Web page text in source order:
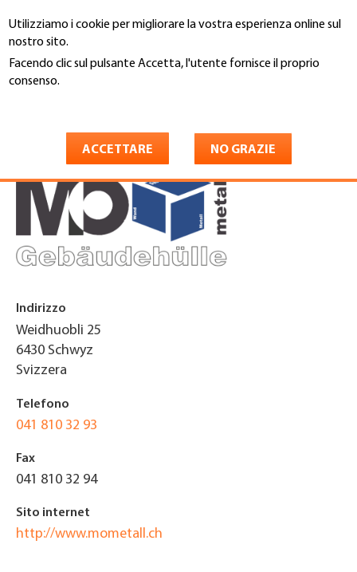
Utilizziamo i cookie per migliorare la vostra esperienza online sul
nostro sito.
Facendo clic sul pulsante Accetta, l'utente fornisce il proprio
consenso.
ACCETTARE NO GRAZIE
al
contenuto
principale
You
Indirizzo
Weidhuobli 25
6430 Schwyz
Svizzera
Telefono
041 810 32 93
Fax
041 810 32 94
Sito internet
http://www.mometall.ch